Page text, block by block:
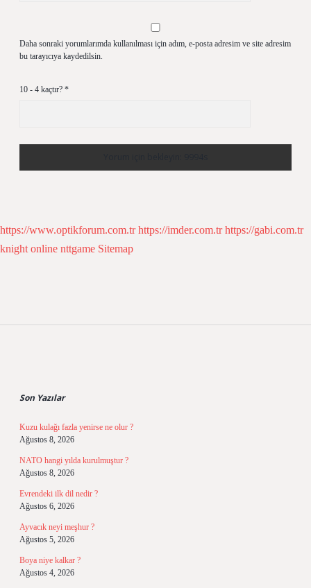
Daha sonraki yorumlarımda kullanılması için adım, e-posta adresim ve site adresim
bu tarayıcıya kaydedilsin.
10 - 4 kaçtır? *
https://www.optikforum.com.tr https://imder.com.tr https://gabi.com.tr
knight online nttgame Sitemap
Son Yazılar
Kuzu kulağı fazla yenirse ne olur ?
Ağustos 8, 2026
NATO hangi yılda kurulmuştur ?
Ağustos 8, 2026
Evrendeki ilk dil nedir ?
Ağustos 6, 2026
Ayvacık neyi meşhur ?
Ağustos 5, 2026
Boya niye kalkar ?
Ağustos 4, 2026